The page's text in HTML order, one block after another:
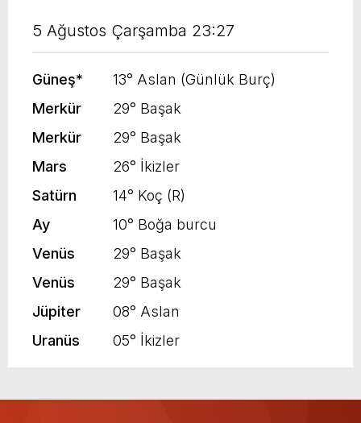
5 Ağustos Çarşamba 23:27
Güneş*
13° Aslan (Günlük Burç)
Merkür
29° Başak
Merkür
29° Başak
Mars
26° İkizler
Satürn
14° Koç (R)
Ay
10° Boğa burcu
Venüs
29° Başak
Venüs
29° Başak
Jüpiter
08° Aslan
Uranüs
05° İkizler